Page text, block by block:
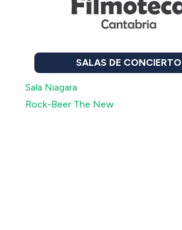
SALAS DE CONCIERTO
Sala Niagara
Rock-Beer The New